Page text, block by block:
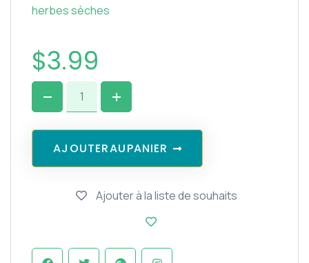
herbes sèches
$3.99
AJ OUTERAUPANIER
Ajouter à la liste de souhaits